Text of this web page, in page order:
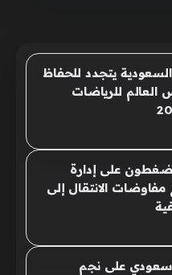
يتجدد للحفاظ
للرياضات
يضغطون على إدارة
مفاوضات الانتقال إلى
سعودي على نجم